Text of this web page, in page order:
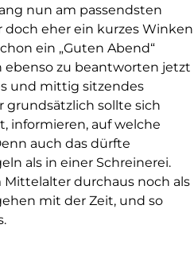
nun am passendsten
eher ein kurzes Winken
ein „Guten Abend“
ebenso zu beantworten jetzt
und mittig sitzendes
grundsätzlich sollte sich
informieren, auf welche
auch das dürfte
als in einer Schreinerei.
Mittelalter durchaus noch als
mit der Zeit, und so